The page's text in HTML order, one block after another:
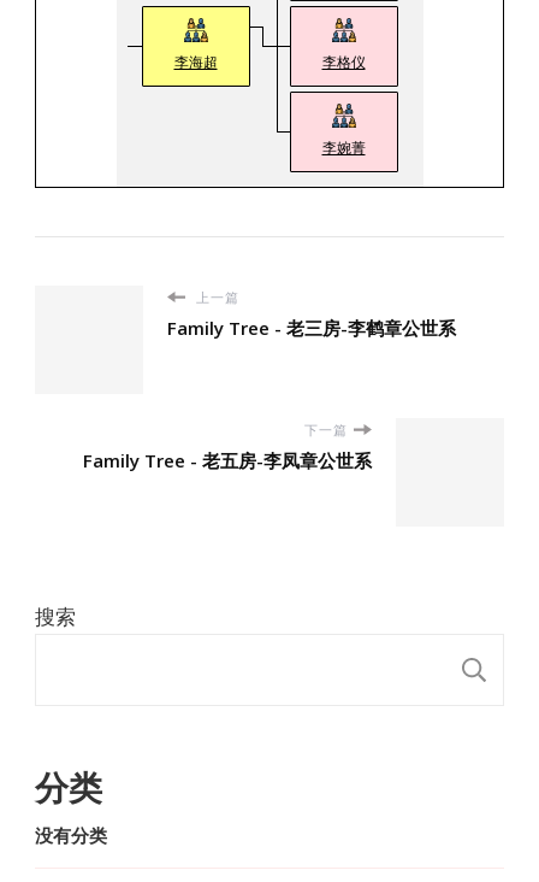
李海超 李格仪
李婉菁
上一篇
Family Tree - 老三房-李鹤章公世系
下一篇
Family Tree - 老五房-李凤章公世系
搜索
分类
没有分类